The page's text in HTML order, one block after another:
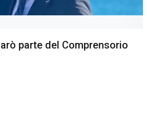
parte del Comprensorio